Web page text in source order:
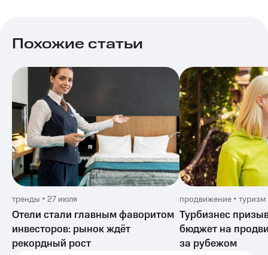
Похожие статьи
тренды • 27 июля
Отели стали главным фаворитом
инвесторов: рынок ждёт
рекордный рост
продвижение • туризм
Турбизнес
бюджет на
за рубежом